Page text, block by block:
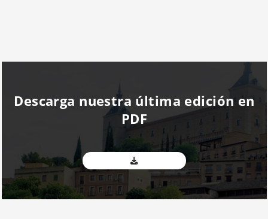
Descarga nuestra última edición en
PDF